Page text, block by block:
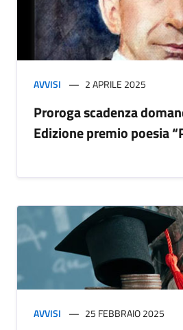
AVVISI 2 APRILE 2025
Proroga scadenza
Edizione premio poesia
AVVISI 25 FEBBRAIO 2025